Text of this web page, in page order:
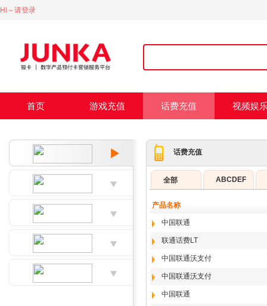
Hi～请登录
首页 游戏充值 话费充值 视频娱
话费充值
全部 ABCDEF
产品名称
中国联通
联通话费LT
中国联通沃支付
中国联通沃支付
中国联通